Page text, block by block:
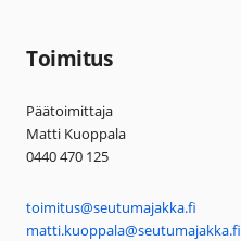
Toimitus
Päätoimittaja
Matti Kuoppala
0440 470 125
toimitus@seutumajakka.fi
matti.kuoppala@seutumajakka.fi